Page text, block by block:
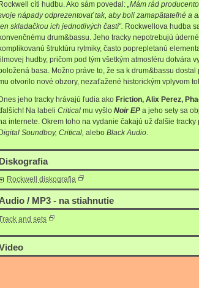
Rockwell cíti hudbu. Ako sám povedal: „Mám rád
nápady odprezentovať tak, aby boli zamapätateľné a
skladačkou ich jednotlivých častí“. Rockwellova hudba
konvenčnému drum&bassu. Jeho tracky nepotrebujú
komplikovanú štruktúru rytmiky, často poprepletanú
hudby, pričom pod tým všetkým atmosféru dotvára
basa. Možno práve to, že sa k drum&bassu
otvorilo nové obzory, nezaťažené historickým vplyvom
Dnes jeho tracky hrávajú ľudia ako Friction, Alix Perez,
Na labeli Critical mu vyšlo Noir EP a jeho sety sa
internete. Okrem toho na vydanie čakajú už ďalšie tracky
Soundboy, Critical, alebo Black Audio.
Diskografia
Rockwell diskografia
Audio / MP3 - na stiahnutie
and sets